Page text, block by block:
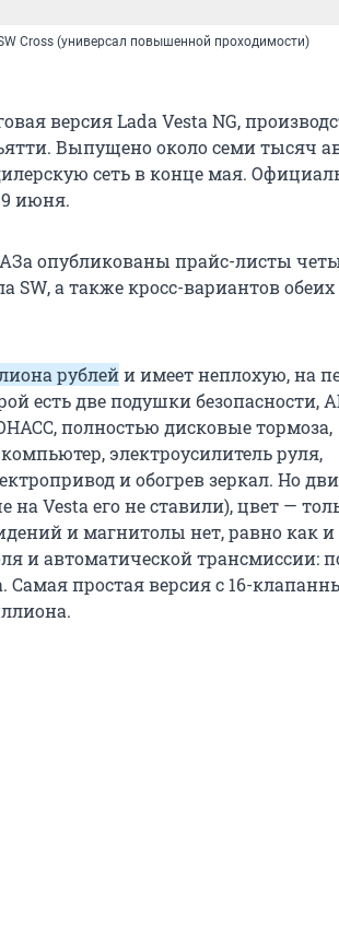
Cross (универсал повышенной проходимости)
версия Lada Vesta NG,
Выпущено около семи тысяч
сеть в конце мая.
июня.
опубликованы прайс-листы
SW, а также кросс-вариантов
рублейи имеет неплохую, на
есть две подушки безопасности,
полностью дисковые тормоза,
электроусилитель руля,
и обогрев зеркал. Но
Vesta его не ставили), цвет —
и магнитолы нет, равно как
и автоматической трансмиссии:
Самая простая версия с 16-